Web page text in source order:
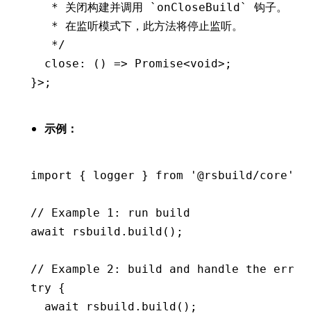
   * 关闭构建并调用 `onCloseBuild` 钩子。
   * 在监听模式下，此方法将停止监听。
   */
  close
: () => Promise<void>;
}>;
示例：
import { logger } from '@rsbuild/core'
// Example 1: run build
await
rsbuild .build ();
// Example 2: build and handle the error
try {
  await
rsbuild .build ();